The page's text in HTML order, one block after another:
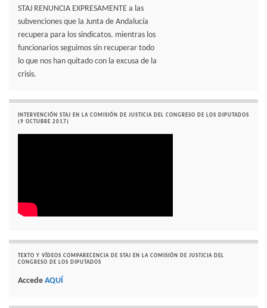
STAJ RENUNCIA EXPRESAMENTE a las
subvenciones que la Junta de Andalucía
recupera para los sindicatos. mientras los
funcionarios seguimos sin recuperar todo
lo que nos han quitado con la excusa de la
crisis.
INTERVENCIÓN STAJ EN LA COMISIÓN DE JUSTICIA DEL CONGRESO DE LOS DIPUTADOS
(9 OCTUBRE 2017)
TEXTO Y VÍDEOS COMPARECENCIA DE STAJ EN LA COMISIÓN DE JUSTICIA DEL
CONGRESO DE LOS DIPUTADOS
Accede AQUÍ